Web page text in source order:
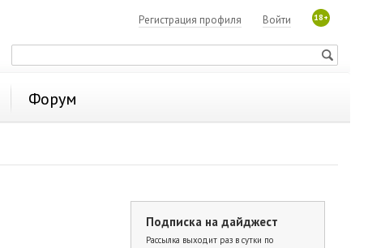
18+
Войти
Регистрация профиля
Форум
Подписка на дайджест
Рассылка выходит раз в сутки по